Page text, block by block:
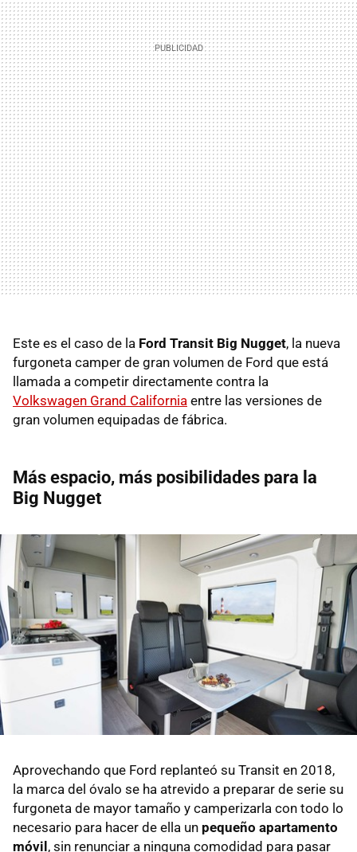
Este es el caso de la Ford Transit Big Nugget, la nueva
furgoneta camper de gran volumen de Ford que está
llamada a competir directamente contra la
Volkswagen Grand California entre las versiones de
gran volumen equipadas de fábrica.
Más espacio, más posibilidades para la
Big Nugget
Aprovechando que Ford replanteó su Transit en 2018,
la marca del óvalo se ha atrevido a preparar de serie su
furgoneta de mayor tamaño y camperizarla con todo lo
necesario para hacer de ella un pequeño apartamento
móvil, sin renunciar a ninguna comodidad para pasar